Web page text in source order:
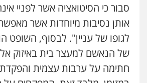
סבור כי הסיטואציה אשר לפניי
אותן נסיבות מיוחדות אשר
לגופו של עניין". לבסוף, השופט
של הנאשם למעצר בית באיזוק
מאיה בלום, עו"ס,
טיפול בהתמכרויות
לעורכי דין
0504062539
עו"ד ד"ר אבי שקד